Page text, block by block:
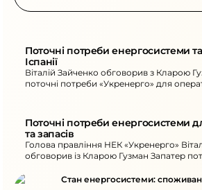
Поточні потреби енергосистеми
Іспанії
Віталій Зайченко обговорив з Кларою
поточні потреби «Укренерго» для
Поточні потреби енергосистеми
та запасів
Голова правління НЕК «Укренерго»
обговорив із Кларою Гузман Запатер